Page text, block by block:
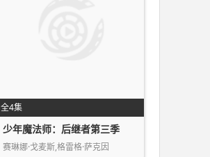
全4集
少年魔法师：后继者第三季
赛琳娜·戈麦斯,格雷格·萨克因